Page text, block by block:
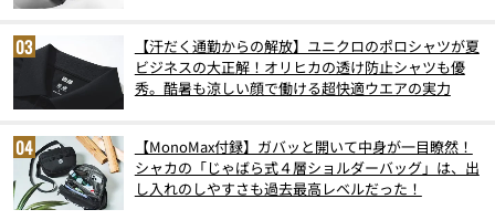
【汗だく通勤からの解放】ユニクロのポロシャツが夏
ビジネスの大正解！オリヒカの透け防止シャツも優
秀。酷暑も涼しい顔で働ける超快適ウエアの実力
【MonoMax付録】ガバッと開いて中身が一目瞭然！
シャカの「じゃばら式４層ショルダーバッグ」は、出
し入れのしやすさも過去最高レベルだった！